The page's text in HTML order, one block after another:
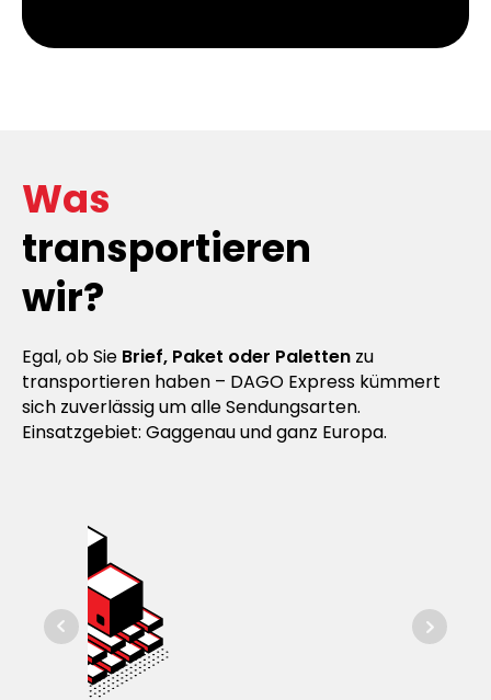
Was
transportieren
wir?
Egal, ob Sie Brief, Paket oder Paletten zu
transportieren haben – DAGO Express kümmert
sich zuverlässig um alle Sendungsarten.
Einsatzgebiet: Gaggenau und ganz Europa.